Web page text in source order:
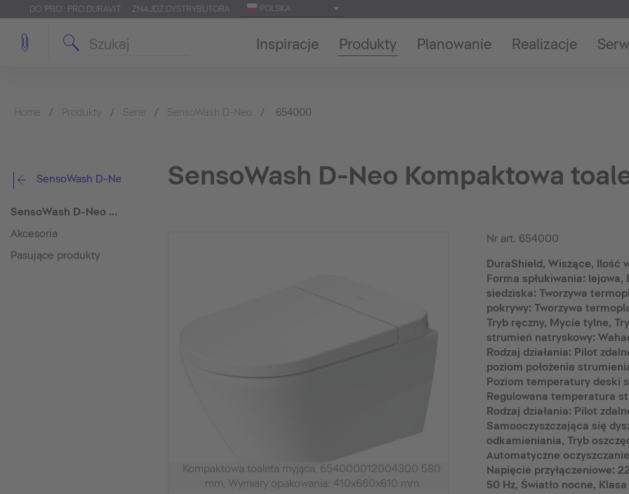
DO 'PRO': PRO.DURAVIT ZNAJDŹ DYSTRYBUTORA POLSKA
Inspiracje Produkty Planowanie Realizacje
Home Produkty Serie SensoWash D-Neo 654000
SensoWash D-Neo
SensoWash D-Neo Kompaktowa toaleta myjąca
Akcesoria
Pasujące produkty
SensoWash D-Neo Kompaktowa
Kompaktowa toaleta myjąca, 654000012004300 580
mm, Wymiary opakowania: 410x660x610 mm
Nr art. 654000
DuraShield, Wiszące, Ilość
Forma spłukiwania: lejowa,
siedziska: Tworzywa
pokrywy: Tworzywa
Tryb ręczny, Mycie tylne,
strumień natryskowy:
Rodzaj działania: Pilot
poziom położenia
Poziom temperatury deski
Regulowana temperatura
Rodzaj działania: Pilot
Samooczyszczająca się
odkamieniania, Tryb
Automatyczne
Napięcie przyłączeniowe:
50 Hz, Światło nocne,